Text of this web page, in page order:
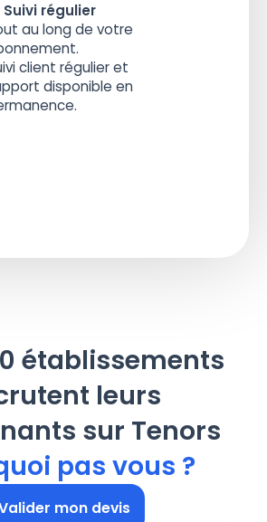
Suivi régulier
au long de votre
client régulier et
disponible en
établissements
leurs
sur Tenors
pas vous ?
mon devis